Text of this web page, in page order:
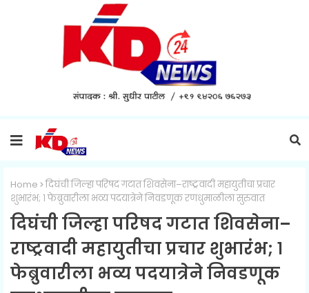
Home
दिघंची जिल्हा परिषद गटात शिवसेना–राष्ट्रवादी महायुतीचा प्रचार
शुभारंभ; १ फेब्रुवारीला भव्य पदयात्रेने निवडणूक रणधुमाळीला सुरुवात
दिघंची जिल्हा परिषद गटात शिवसेना–
राष्ट्रवादी महायुतीचा प्रचार शुभारंभ; १
फेब्रुवारीला भव्य पदयात्रेने निवडणूक